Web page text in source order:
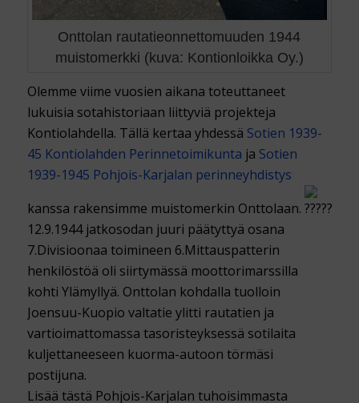
Onttolan rautatieonnettomuuden 1944
muistomerkki (kuva: Kontionloikka Oy.)
Olemme viime vuosien aikana toteuttaneet
lukuisia sotahistoriaan liittyviä projekteja
Kontiolahdella. Tällä kertaa yhdessä Sotien 1939-
45 Kontiolahden Perinnetoimikunta ja Sotien
1939-1945 Pohjois-Karjalan perinneyhdistys
kanssa rakensimme muistomerkin Onttolaan.
12.9.1944 jatkosodan juuri päätyttyä osana
7.Divisioonaa toimineen 6.Mittauspatterin
henkilöstöä oli siirtymässä moottorimarssilla
kohti Ylämyllyä. Onttolan kohdalla tuolloin
Joensuu-Kuopio valtatie ylitti rautatien ja
vartioimattomassa tasoristeyksessä sotilaita
kuljettaneeseen kuorma-autoon törmäsi
postijuna.
Lisää tästä Pohjois-Karjalan tuhoisimmasta